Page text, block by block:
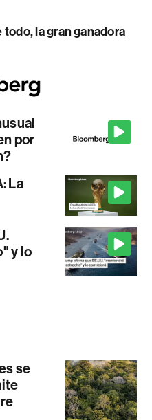
la gran ganadora
por
La
y lo
se